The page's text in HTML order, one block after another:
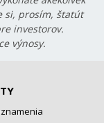
si, prosím, štatút
investorov.
výnosy.